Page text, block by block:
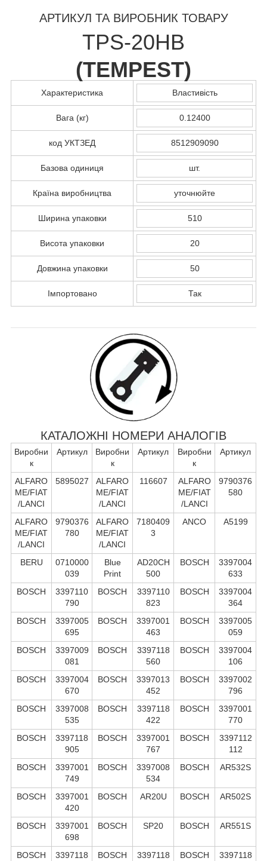
АРТИКУЛ ТА ВИРОБНИК ТОВАРУ
TPS-20HB
(TEMPEST)
Характеристика Властивість
Вага (кг) 0.12400
код УКТЗЕД 8512909090
Базова одиниця шт.
Країна виробництва уточнюйте
Ширина упаковки 510
Висота упаковки 20
Довжина упаковки 50
Імпортовано Так
КАТАЛОЖНІ НОМЕРИ АНАЛОГІВ
Виробни
к
Артикул
Виробни
к
Артикул
Виробни
к
Артикул
ALFARO
ME/FIAT
/LANCI
5895027
ALFARO
ME/FIAT
/LANCI
116607
ALFARO
ME/FIAT
/LANCI
9790376
580
ALFARO
ME/FIAT
/LANCI
9790376
780
ALFARO
ME/FIAT
/LANCI
7180409
3
ANCO A5199
BERU
0710000
039
Blue
Print
AD20CH
500
BOSCH
3397004
633
BOSCH
3397110
790
BOSCH
3397110
823
BOSCH
3397004
364
BOSCH
3397005
695
BOSCH
3397001
463
BOSCH
3397005
059
BOSCH
3397009
081
BOSCH
3397118
560
BOSCH
3397004
106
BOSCH
3397004
670
BOSCH
3397013
452
BOSCH
3397002
796
BOSCH
3397008
535
BOSCH
3397118
422
BOSCH
3397001
770
BOSCH
3397118
905
BOSCH
3397001
767
BOSCH
3397112
112
BOSCH
3397001
749
BOSCH
3397008
534
BOSCH AR532S
BOSCH
3397001
420
BOSCH AR20U BOSCH AR502S
BOSCH
3397001
698
BOSCH SP20 BOSCH AR551S
BOSCH 3397118 BOSCH 3397118 BOSCH 3397118